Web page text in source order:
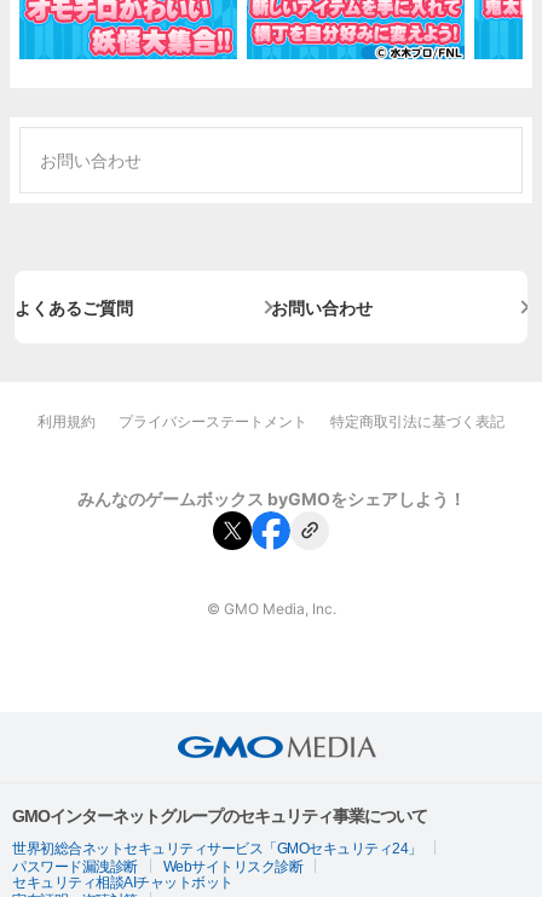
お問い合わせ
よくあるご質問 お問い合わせ
利用規約 プライバシーステートメント 特定商取引法に基づく表記
みんなのゲームボックス byGMOをシェアしよう！
© GMO Media, Inc.
GMOインターネットグループのセキュリティ事業について
世界初総合ネットセキュリティサービス「GMOセキュリティ24」
パスワード漏洩診断
Webサイトリスク診断
セキュリティ相談AIチャットボット